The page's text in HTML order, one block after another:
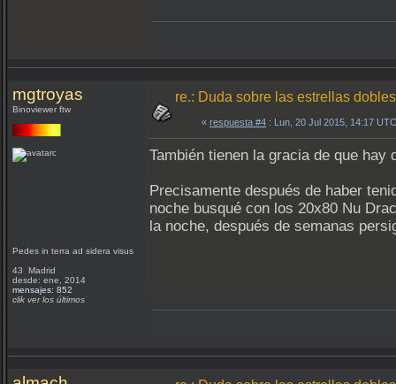
mgtroyas
Binoviewer ftw
Pedes in terra ad sidera visus
43 Madrid
desde: ene, 2014
mensajes: 852
clik ver los últimos
re.: Duda sobre las estrellas dobles
« respuesta #4 : Lun, 20 Jul 2015, 14:17
También tienen la gracia de que
Precisamente después de haber
noche busqué con los 20x80 Nu
la noche, después de semanas